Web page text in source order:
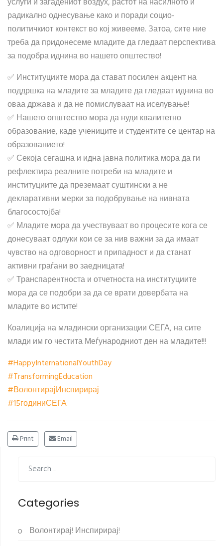
радикално однесување како и поради социо-
политичкиот контекст во кој живееме. Затоа, сите ние
треба да придонесеме младите да гледаат перспектива
за подобра иднина во нашето општество!
✅ Институциите мора да стават посилен акцент на
поддршка на младите за младите да гледаат иднина во
оваа држава и да не помислуваат на иселување!
✅ Нашето општество мора да нуди квалитетно
образование, каде учениците и студентите се центар на
образованието!
✅ Секоја сегашна и идна јавна политика мора да ги
рефлектира реалните потреби на младите и
институциите да преземаат суштински а не
декларативни мерки за подобрување на нивната
благосостојба!
✅ Младите мора да учествуваат во процесите кога се
донесуваат одлуки кои се за нив важни за да имаат
чувство на одговорност и припадност и да станат
активни граѓани во заедницата!
✅Транспарентноста и отчетноста на институциите
мора да се подобри за да се врати довербата на
младите во истите!
Коалиција на младински организации СЕГА, на сите
млади им го честита Меѓународниот ден на младите!!!
#HappyInternationalYouthDay
#TransformingEducation
#ВолонтирајИнспирирај
#15годиниСЕГА
Print Email
Categories
Волонтирај! Инспирирај!